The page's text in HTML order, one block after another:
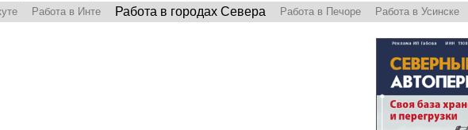
Работа в Инте Работа в городах Севера Работа в Печоре Работа в Усинске